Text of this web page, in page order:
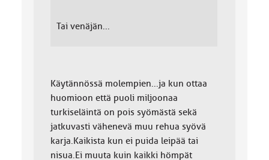
Tai venäjän...
Käytännössä molempien...ja kun ottaa
huomioon että puoli miljoonaa
turkiseläintä on pois syömästä sekä
jatkuvasti vähenevä muu rehua syövä
karja.Kaikista kun ei puida leipää tai
nisua.Ei muuta kuin kaikki hömpät